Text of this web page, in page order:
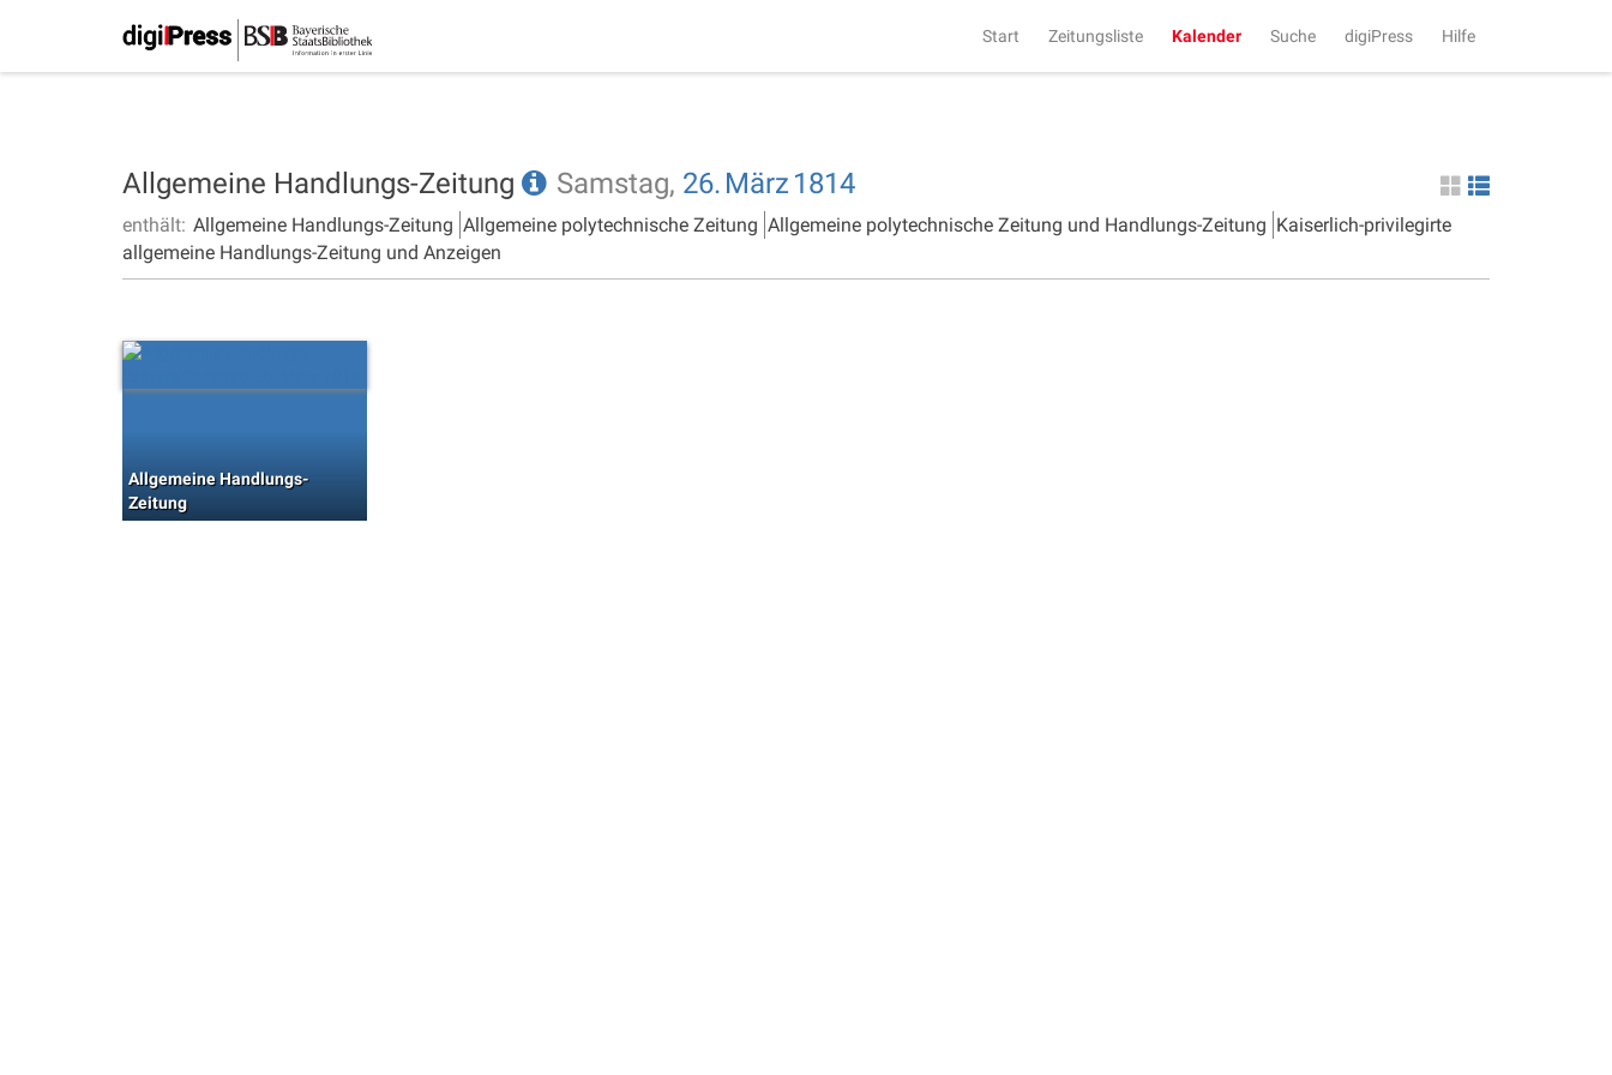
Start Zeitungsliste Kalender Suche digiPress Hilfe
Allgemeine Handlungs-Zeitung Samstag, 26. März 1814
enthält: Allgemeine Handlungs-Zeitung Allgemeine polytechnische Zeitung Allgemeine polytechnische Zeitung und Handlungs-Zeitung Kaiserlich-privilegirte
allgemeine Handlungs-Zeitung und Anzeigen
Allgemeine Handlungs-
Zeitung